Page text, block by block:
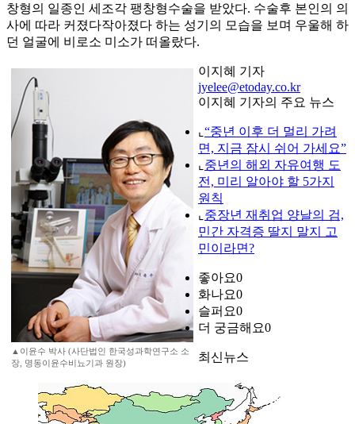
창형의 일종인 세조각 팽창형수술을 받았다. 수술후 본인의 의
사에 따라 커졌다작아졌다 하는 성기의 모습을 보며 우울해 하
던 얼굴에 비로소 미소가 떠올랐다.
▲이윤수 박사 (사단법인 한국성과학연구소 소
장, 명동이윤수비뇨기과 원장)
이지혜 기자
jyelee@etoday.co.kr
이지혜 기자의 주요 뉴스
⌞ “중년 이후 더 멀리 가려
면, 지금 잠시 쉬어 가세요”
⌞ 중년의 해외 자유여행 도
전, 미리 알아야 할 5가지
원칙
⌞ 중장년 재취업 양날의 검,
민간 자격증 딸지 말지 고
민이라면?
좋아요0
화나요0
슬퍼요0
더 궁금해요0
최신뉴스